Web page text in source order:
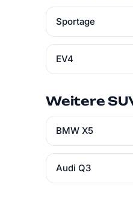
Sportage
EV4
Weitere
BMW X5
Audi Q3